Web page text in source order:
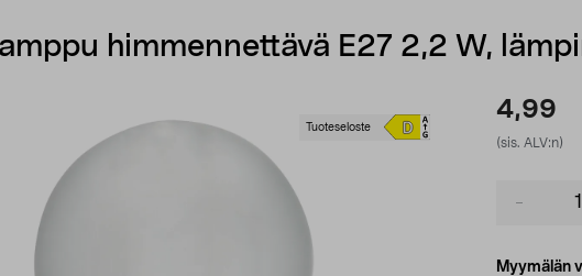
himmennettävä E27 2,2 W,
Tuoteseloste
4,99
(sis. ALV:n)
Myymälän